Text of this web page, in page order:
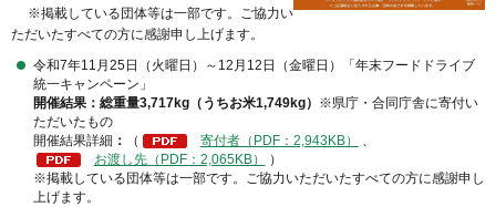
※掲載している団体等は一部です。ご協力い
ただいたすべての方に感謝申し上げます。
令和7年11月25日（火曜日）～12月12日（金曜日）「年末フードドライブ
統一キャンペーン」
開催結果：総重量3,717kg（うちお米1,749kg） ※県庁・合同庁舎に寄付い
ただいたもの
開催結果詳細 ： （ 寄付者（PDF：2,943KB）
、
お渡し先（PDF：2,065KB）
）
※掲載している団体等は一部です。ご協力いただいたすべての方に感謝申し
上げます。